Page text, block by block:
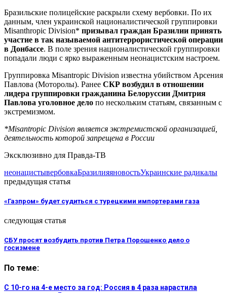
Бразильские полицейские раскрыли схему вербовки. По их
данным, член украинской националистической группировки
Misanthropic Division* призывал граждан Бразилии принять
участие в так называемой антитеррористической операции
в Донбассе. В поле зрения националистической группировки
попадали люди с ярко выраженным неонацистским настроем.
Группировка Misantropic Division известна убийством Арсения
Павлова (Моторолы). Ранее СКР возбудил в отношении
лидера группировки гражданина Белоруссии Дмитрия
Павлова уголовное дело по нескольким статьям, связанным с
экстремизмом.
*Misantropic Division является экстремистской организацией,
деятельность которой запрещена в России
Эксклюзивно для Правда-ТВ
неонацистывербовкаБразилияяновостьУкраинские радикалы
предыдущая статья
«Газпром» будет судиться с турецкими импортерами газа
следующая статья
СБУ просят возбудить против Петра Порошенко дело о
госизмене
По теме:
С 10-го на 4-е место за год: Россия в 4 раза нарастила